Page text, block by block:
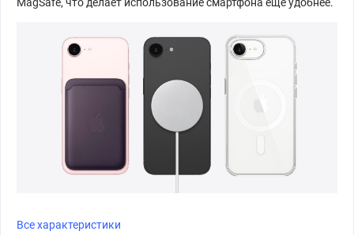
MagSafe, что делает использование смартфона еще удобнее.
Все характеристики